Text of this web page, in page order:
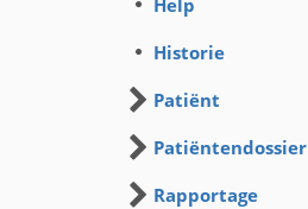
Help
Historie
Patiënt
Patiëntendossier
Rapportage